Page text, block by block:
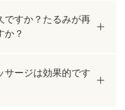
医師の
スケジュール
予約方法に
ですか？たるみが再
か？
サージは効果的です